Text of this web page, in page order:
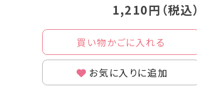
1,210円（税込）
買い物かごに入れる
お気に入りに追加